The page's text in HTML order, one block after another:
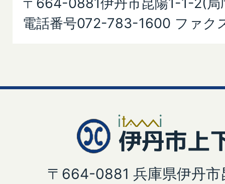
電話番号072-783-1600 ファ
〒664-0881 兵庫県伊丹市